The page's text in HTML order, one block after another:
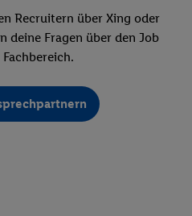
Recruitern über Xing oder
deine Fragen über den Job